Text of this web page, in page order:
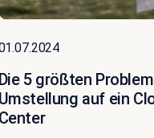
Die 5 größten
Umstellung auf ein
Center